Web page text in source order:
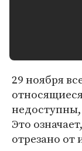
29 ноября
Это
отрезано от